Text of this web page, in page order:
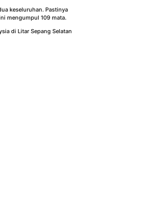
keseluruhan. Pastinya
mengumpul 109 mata.
di Litar Sepang Selatan